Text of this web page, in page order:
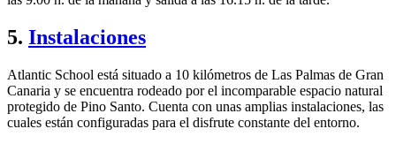
5. Instalaciones
Atlantic School está situado a 10 kilómetros de Las Palmas de Gran
Canaria y se encuentra rodeado por el incomparable espacio natural
protegido de Pino Santo. Cuenta con unas amplias instalaciones, las
cuales están configuradas para el disfrute constante del entorno.